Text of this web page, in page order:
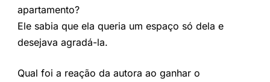
apartamento?
Ele sabia que ela queria um espaço só dela e
desejava agradá-la.
Qual foi a reação da autora ao ganhar o